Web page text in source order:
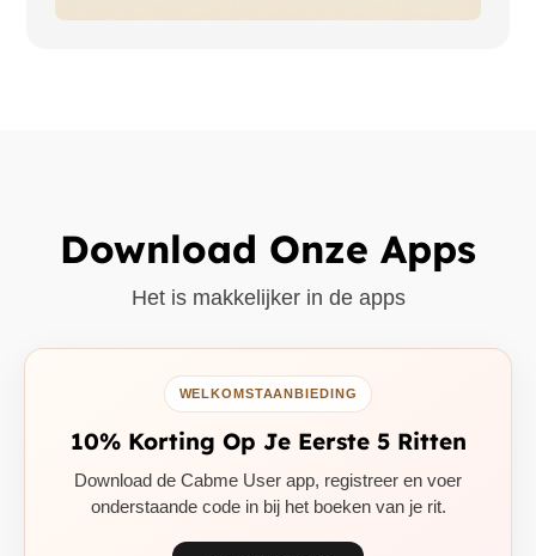
Download Onze Apps
Het is makkelijker in de apps
WELKOMSTAANBIEDING
10% Korting Op Je Eerste 5 Ritten
Download de Cabme User app, registreer en voer
onderstaande code in bij het boeken van je rit.